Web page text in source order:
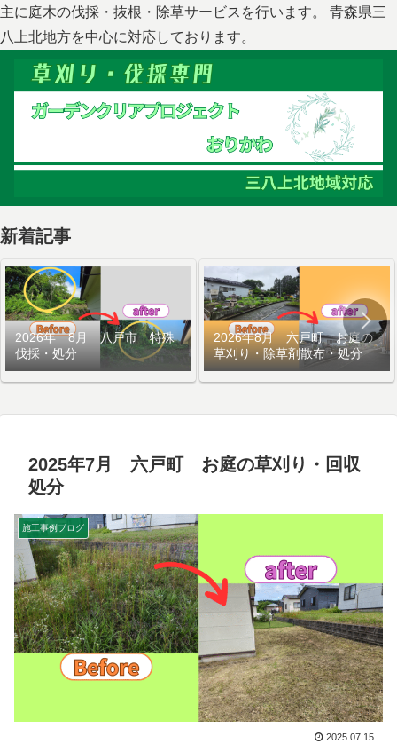
主に庭木の伐採・抜根・除草サービスを行います。 青森県三
八上北地方を中心に対応しております。
新着記事
2026年 8月 八戸市 特殊
伐採・処分
2026年8月 六戸町 お庭の
草刈り・除草剤散布・処分
2025年7月 六戸町 お庭の草刈り・回収
処分
施工事例ブログ
2025.07.15